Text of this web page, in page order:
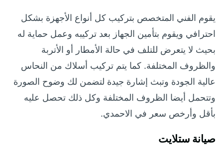
يقوم الفني المتخصص بتركيب كل أنواع الأجهزة بشكل
احترافي ويقوم بتأمين الجهاز بعد تركيبه وعمل حماية له
بحيث لا يتعرض للتلف في حالة الأمطار أو الأتربة
والظروف المختلفة. كما يتم تركيب أسلاك من النحاس
عالية الجودة وتبث إشارة جيدة لتضمن لك وضوح الصورة
وتتحمل أيضا الظروف المختلفة وكل ذلك تحصل عليه
بأقل وأرخص سعر في الاحمدي.
صيانة ستلايت